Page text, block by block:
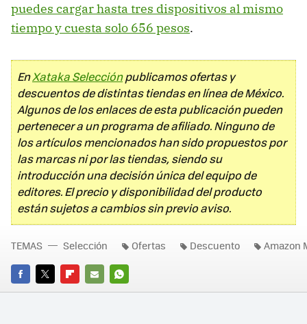
puedes cargar hasta tres dispositivos al mismo
tiempo y cuesta solo 656 pesos.
EnXataka Selecciónpublicamos ofertas y
descuentos de distintas tiendas en línea de México.
Algunos de los enlaces de esta publicación pueden
pertenecer a un programa de afiliado. Ninguno de
los artículos mencionados han sido propuestos por
las marcas ni por las tiendas, siendo su
introducción una decisión única del equipo de
editores. El precio y disponibilidad del producto
están sujetos a cambios sin previo aviso.
FACEBOOK
TWITTERFLIPBOARD
E-
WHATSAPP
TEMAS Selección Ofertas Descuento Amazon